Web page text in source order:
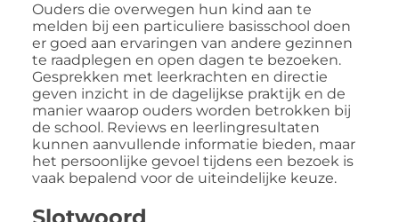
Ouders die overwegen hun kind aan te
melden bij een particuliere basisschool doen
er goed aan ervaringen van andere gezinnen
te raadplegen en open dagen te bezoeken.
Gesprekken met leerkrachten en directie
geven inzicht in de dagelijkse praktijk en de
manier waarop ouders worden betrokken bij
de school. Reviews en leerlingresultaten
kunnen aanvullende informatie bieden, maar
het persoonlijke gevoel tijdens een bezoek is
vaak bepalend voor de uiteindelijke keuze.